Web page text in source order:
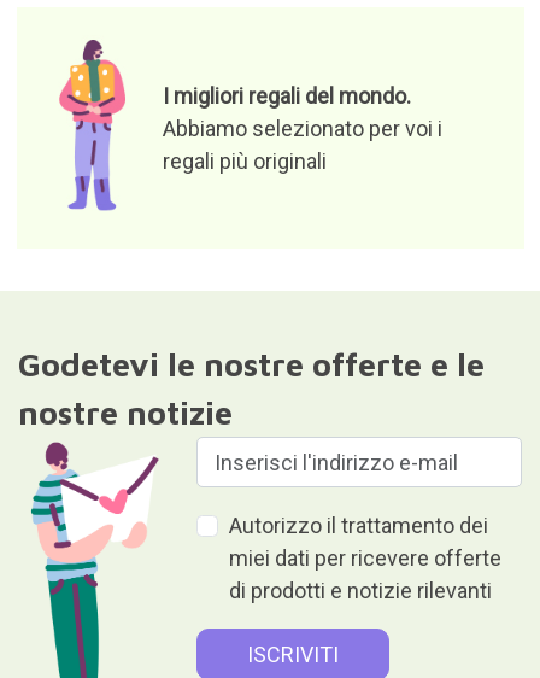
I migliori regali del mondo.
Abbiamo selezionato per voi i
regali più originali
Godetevi le nostre offerte e le
nostre notizie
Autorizzo il trattamento dei
miei dati per ricevere offerte
di prodotti e notizie rilevanti